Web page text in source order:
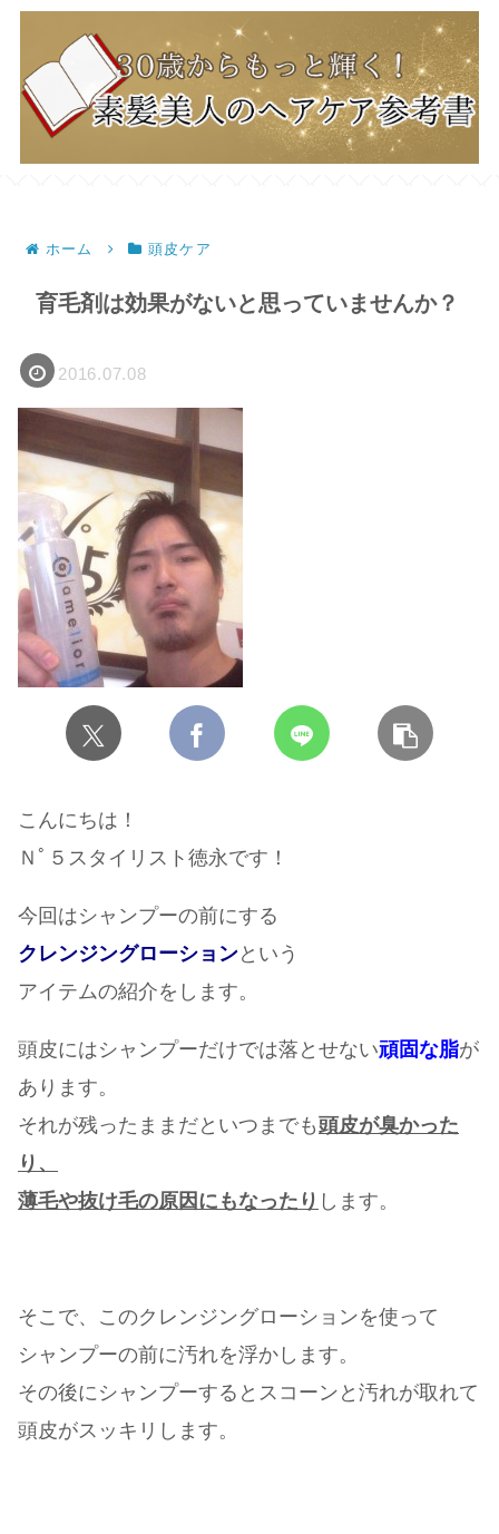
ホーム 頭皮ケア
育毛剤は効果がないと思っていませんか？
2016.07.08
こんにちは！
Ｎﾟ５スタイリスト徳永です！
今回はシャンプーの前にする
クレンジングローションという
アイテムの紹介をします。
頭皮にはシャンプーだけでは落とせない頑固な脂が
あります。
それが残ったままだといつまでも頭皮が臭かった
り、
薄毛や抜け毛の原因にもなったり します。
そこで、このクレンジングローションを使って
シャンプーの前に汚れを浮かします。
その後にシャンプーするとスコーンと汚れが取れて
頭皮がスッキリします。